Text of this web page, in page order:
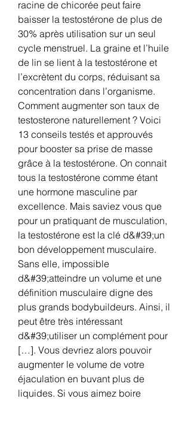
racine de chicorée peut faire
baisser la testostérone de plus de
30% après utilisation sur un seul
cycle menstruel. La graine et l’huile
de lin se lient à la testostérone et
l’excrètent du corps, réduisant sa
concentration dans l’organisme.
Comment augmenter son taux de
testosterone naturellement ? Voici
13 conseils testés et approuvés
pour booster sa prise de masse
grâce à la testostérone. On connait
tous la testostérone comme étant
une hormone masculine par
excellence. Mais saviez vous que
pour un pratiquant de musculation,
la testostérone est la clé d&#39;un
bon développement musculaire.
Sans elle, impossible
d&#39;atteindre un volume et une
définition musculaire digne des
plus grands bodybuildeurs. Ainsi, il
peut être très intéressant
d&#39;utiliser un complément pour
[…]. Vous devriez alors pouvoir
augmenter le volume de votre
éjaculation en buvant plus de
liquides. Si vous aimez boire